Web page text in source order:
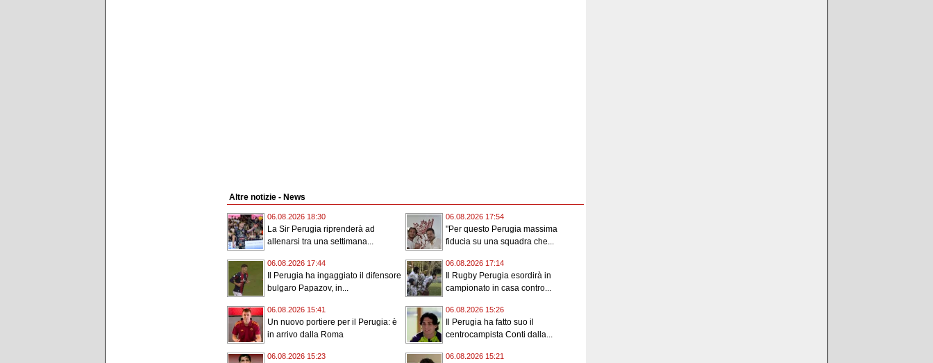
Altre notizie - News
06.08.2026 18:30
La Sir Perugia riprenderà ad
allenarsi tra una settimana...
06.08.2026 17:54
"Per questo Perugia massima
fiducia su una squadra che...
06.08.2026 17:44
Il Perugia ha ingaggiato il difensore
bulgaro Papazov, in...
06.08.2026 17:14
Il Rugby Perugia esordirà in
campionato in casa contro...
06.08.2026 15:41
Un nuovo portiere per il Perugia: è
in arrivo dalla Roma
06.08.2026 15:26
Il Perugia ha fatto suo il
centrocampista Conti dalla...
06.08.2026 15:23 06.08.2026 15:21